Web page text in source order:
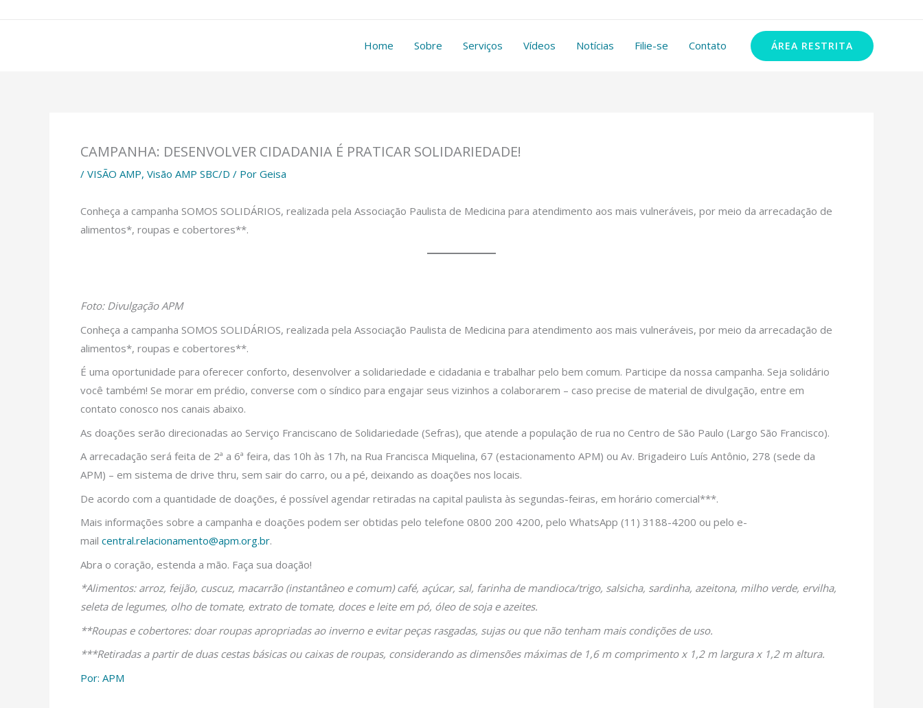
Home Sobre Serviços Vídeos Notícias Filie-se Contato ÁREA RESTRITA
CAMPANHA: DESENVOLVER CIDADANIA É PRATICAR SOLIDARIEDADE!
/ VISÃO AMP, Visão AMP SBC/D / Por Geisa
Conheça a campanha SOMOS SOLIDÁRIOS, realizada pela Associação Paulista de Medicina para atendimento aos mais vulneráveis, por meio da arrecadação de
alimentos*, roupas e cobertores**.
Foto: Divulgação APM
Conheça a campanha SOMOS SOLIDÁRIOS, realizada pela Associação Paulista de Medicina para atendimento aos mais vulneráveis, por meio da arrecadação de
alimentos*, roupas e cobertores**.
É uma oportunidade para oferecer conforto, desenvolver a solidariedade e cidadania e trabalhar pelo bem comum. Participe da nossa campanha. Seja solidário
você também! Se morar em prédio, converse com o síndico para engajar seus vizinhos a colaborarem – caso precise de material de divulgação, entre em
contato conosco nos canais abaixo.
As doações serão direcionadas ao Serviço Franciscano de Solidariedade (Sefras), que atende a população de rua no Centro de São Paulo (Largo São Francisco).
A arrecadação será feita de 2ª a 6ª feira, das 10h às 17h, na Rua Francisca Miquelina, 67 (estacionamento APM) ou Av. Brigadeiro Luís Antônio, 278 (sede da
APM) – em sistema de drive thru, sem sair do carro, ou a pé, deixando as doações nos locais.
De acordo com a quantidade de doações, é possível agendar retiradas na capital paulista às segundas-feiras, em horário comercial***.
Mais informações sobre a campanha e doações podem ser obtidas pelo telefone 0800 200 4200, pelo WhatsApp (11) 3188-4200 ou pelo e-
mail central.relacionamento@apm.org.br.
Abra o coração, estenda a mão. Faça sua doação!
*Alimentos: arroz, feijão, cuscuz, macarrão (instantâneo e comum) café, açúcar, sal, farinha de mandioca/trigo, salsicha, sardinha, azeitona, milho verde, ervilha,
seleta de legumes, olho de tomate, extrato de tomate, doces e leite em pó, óleo de soja e azeites.
**Roupas e cobertores: doar roupas apropriadas ao inverno e evitar peças rasgadas, sujas ou que não tenham mais condições de uso.
***Retiradas a partir de duas cestas básicas ou caixas de roupas, considerando as dimensões máximas de 1,6 m comprimento x 1,2 m largura x 1,2 m altura.
Por: APM